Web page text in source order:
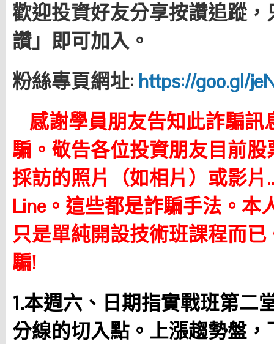
歡迎投資好友分享按讚追蹤
讚」即可加入。
粉絲專頁網址: https://goo.gl/
感謝學員朋友告知此詐騙訊
騙。 敬告各位投資朋友目前
採訪的照片（如相片）或影
Line。這些都是詐騙手法。本
只是單純開設技術班課程而
騙!
1.本週六、日期指實戰班第二
分線的切入點。上漲趨勢盤